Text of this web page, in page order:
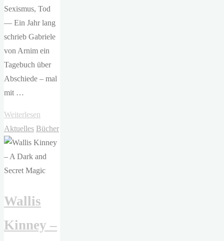
Sexismus, Tod
— Ein Jahr lang
schrieb Gabriele
von Arnim ein
Tagebuch über
Abschiede – mal
mit …
Weiterlesen
von
Arnim
–
Abschied
Aktuelles Bücher
Wallis
Kinney –